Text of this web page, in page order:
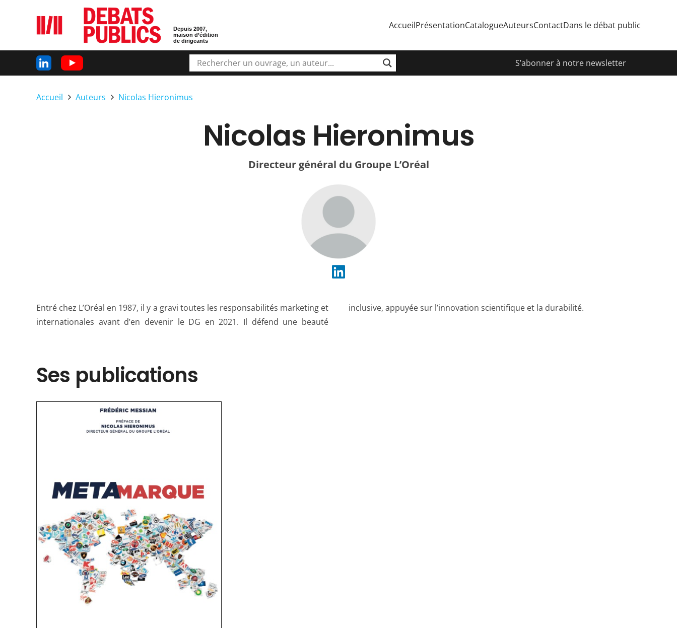
Depuis 2007,
maison d’édition
de dirigeants
AccueilPrésentationCatalogueAuteursContactDans le débat public
S’abonner à notre newsletter
Accueil Auteurs Nicolas Hieronimus
Nicolas Hieronimus
Directeur général du Groupe L’Oréal
Entré chez L’Oréal en 1987, il y a gravi toutes les responsabilités marketing et
internationales avant d’en devenir le DG en 2021. Il défend une beauté
inclusive, appuyée sur l’innovation scientifique et la durabilité.
Ses publications